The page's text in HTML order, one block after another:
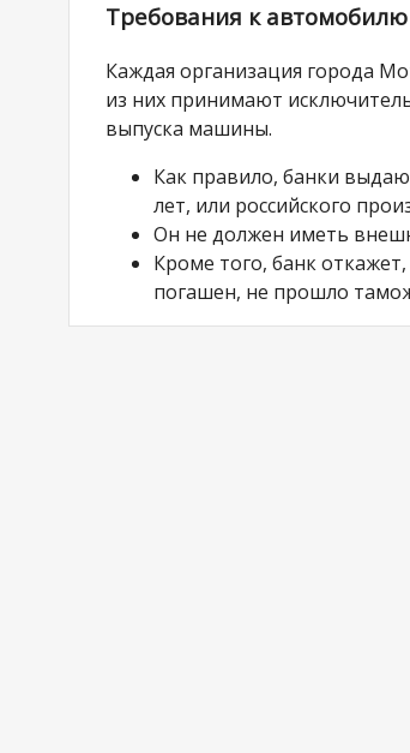
Требования к
Каждая организация города
из них принимают
выпуска машины.
Как правило, банки
лет, или российского
Он не должен иметь
Кроме того, банк
погашен, не прошло